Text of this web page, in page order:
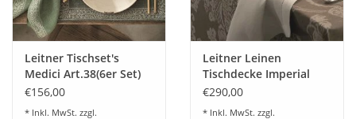
Tel.0049(0)7322-919376
Blog-Aktuelles
Marken
Leitner Tischset's
Medici Art.38(6er Set)
€156,00
* Inkl. MwSt. zzgl.
Leitner Leinen
Tischdecke Imperial
Des.40
€290,00
* Inkl. MwSt. zzgl.